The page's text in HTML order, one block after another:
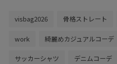
visbag2026 骨格ストレート
work 綺麗めカジュアルコーデ
サッカーシャツ デニムコーデ